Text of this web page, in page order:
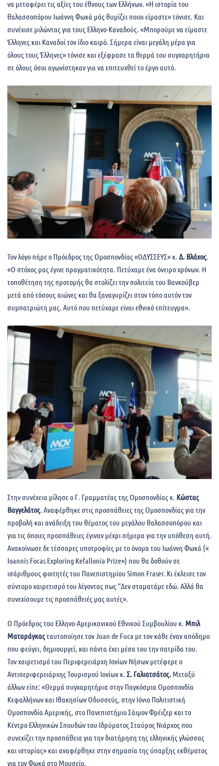
να μεταφέρει τις αξίες του έθνους των Ελλήνων. «Η ιστορία του
θαλασσοπόρου Ιωάννη Φωκά μάς θυμίζει ποιοι είμαστε» τόνισε. Και
συνέχισε μιλώντας για τους Ελληνο-Καναδούς. «Μπορούμε να είμαστε
Έλληνες και Καναδοί τον ίδιο καιρό. Σήμερα είναι μεγάλη μέρα για
όλους τους Έλληνες» τόνισε και εξέφρασε τα θερμά του συγχαρητήρια
σε όλους όσοι αγωνίστηκαν για να επιτευχθεί το έργο αυτό.
Τον λόγο πήρε ο Πρόεδρος της Ομοσπονδίας «ΟΔΥΣΣΕΥΣ» κ. Δ. Βλάχος.
«Ο στόχος μας έγινε πραγματικότητα. Πετύχαμε ένα όνειρο χρόνων. Η
τοποθέτηση της προτομής θα στολίζει την πολιτεία του Βανκούβερ
μετά από τόσους αιώνες και θα ξαναγυρίζει στον τόπο αυτόν τον
συμπατριώτη μας. Αυτό που πετύχαμε είναι εθνικό επίτευγμα».
Στην συνέχεια μίλησε ο Γ. Γραμματέας της Ομοσπονδίας κ. Κώστας
Βαγγελάτος . Αναφέρθηκε στις προσπάθειες της Ομοσπονδίας για την
προβολή και ανάδειξη του θέματος του μεγάλου θαλασσοπόρου και
για τις όποιες προσπάθειες έγιναν μέχρι σήμερα για την υπόθεση αυτή.
Ανακοίνωσε δε τέσσαρες υποτροφίες με το όνομα του Ιωάννη Φωκά («
Ιοannis Focas Exploring Kefallonia Prize») που θα δοθούν σε
ισάριθμους φοιτητές του Πανεπιστημίου Simon Fraser. Κι έκλεισε τον
σύντομο χαιρετισμό του λέγοντας πως “Δεν σταματάμε εδώ. Αλλά θα
συνεχίσουμε τις προσπάθειές μας αυτές».
Ο Πρόεδρος του Ελληνο-Αμερικανικού Εθνικού Συμβουλίου κ. Μπιλ
Ματαράγκαςταυτοποίησε τον Juan de Fuca με τον κάθε έναν απόδημο
που φεύγει, δημιουργεί, και πάντα έχει μέσα του την πατρίδα του.
Τον χαιρετισμό του Περιφερειάρχη Ιονίων Νήσων μετέφερε ο
Αντιπεριφερειάρχης Τουρισμού Ιονίων κ. Σ. Γαλιατσάτος. Μεταξύ
άλλων είπε: «Θερμά συγχαρητήρια στην Παγκόσμια Ομοσπονδία
Κεφαλλήνων και Ιθακησίων Οδυσσεύς, στην Ιόνιο Πολιτιστική
Ομοσπονδία Αμερικής, στο Πανεπιστήμιο Σάιμον Φρέιζερ και το
Κέντρο Ελληνικών Σπουδών του Ιδρύματος Σταύρος Νιάρχος που
συνεχίζει την προσπάθεια για την διατήρηση της ελληνικής γλώσσας
και ιστορίας» και αναφέρθηκε στην σημασία της ύπαρξης εκθέματος
για τον Φωκά στο Μουσείο.